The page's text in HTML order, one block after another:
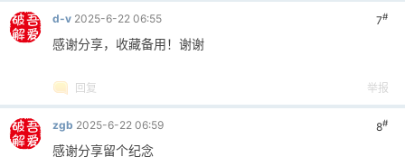
7#
d-v 2025-6-22 06:55
感谢分享，收藏备用！谢谢
回复 举报
8#
zgb 2025-6-22 06:59
感谢分享留个纪念